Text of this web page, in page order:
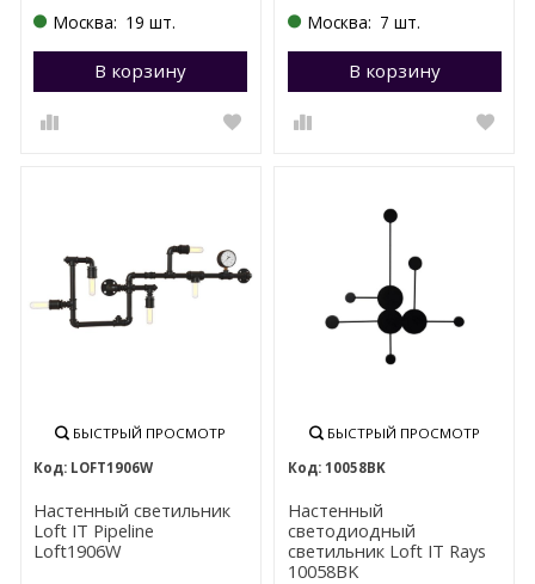
Москва: 19 шт.
В корзину Перейти в корзину
Москва: 7 шт.
В корзину
БЫСТРЫЙ ПРОСМОТР
LOFT1906W
Настенный светильник
Loft IT Pipeline
Loft1906W
БЫСТРЫЙ ПРОСМОТР
10058BK
Настенный
светодиодный
светильник Loft IT Rays
10058BK